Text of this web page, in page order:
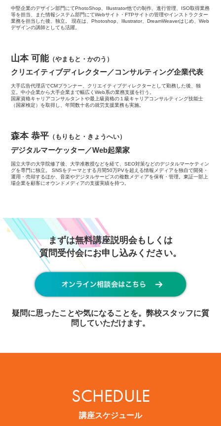
中堅企業のデザイン部門にてPhotoShop、Illustrator他での制作、進行管理、ISO取得業務
等を担当、また情報システム部門にてWebサイト・FTPサイトの管理やインストラクター
業務を担当した後、独立。 現在は、Photoshop、Illustrator、DreamWeaverはじめ、Web
デザインの講師としても活躍。
山本 可能（やまもと・かのう）
クリエイティブディレクター／コンサルティング企業代表
大手広告代理店でCMプランナー、クリエイティブディレクターとして勤務した後、独
立。中小企業から大手企業まで幅広くWeb系の業務支援を行う。
国家資格キャリアコンサルタントや最上級資格の１級キャリアコンサルティング技能士
（国家検定）を取得し、年間数十名の就労支援業務も実施。
森本 恭平 （もりもと・きょうへい）
デジタルマーケッター／Web起業家
国立大学の大学院修了後、大学准教授などを経て、SEO対策などのデジタルマーケティン
グを専門に独立。 SNSをテーマとする月間50万PVを超える情報メディアを独自で開発・
運用・売却するほか、音楽やデジタルサービスの複数メディアを保有・管理。東証一部上
場企業を顧客にオウンドメディアの支援実績を持つ。
まずは無料講座説明会もしくは
質問受付会にお申し込みください。
疑問に思ったことや気になることを。弊校スタッフに質
問していただけます。
SCHEDULE
講座スケジュール